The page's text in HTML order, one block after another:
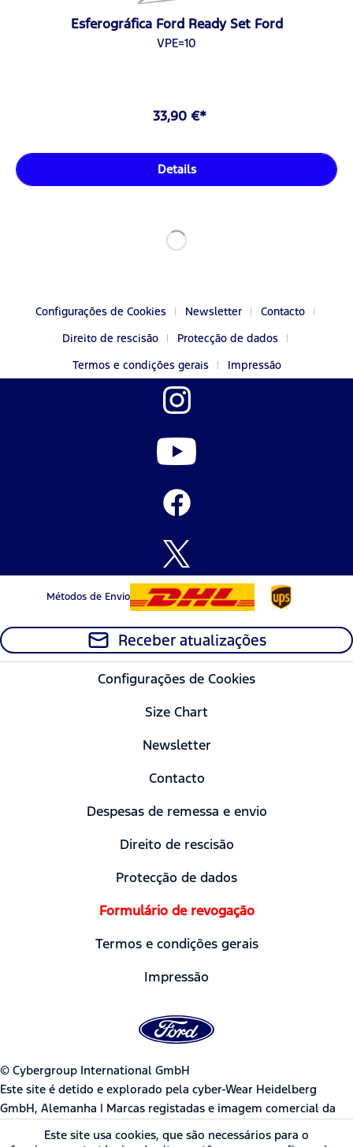
Esferográfica Ford Ready Set Ford
VPE=10
33,90 €*
Details
Configurações de Cookies Newsletter
Contacto
Direito de rescisão
Protecção de dados
Termos e condições gerais
Impressão
Métodos de Envio
Receber atualizações
Configurações de Cookies
Size Chart
Newsletter
Contacto
Despesas de remessa e envio
Direito de rescisão
Protecção de dados
Formulário de revogação
Termos e condições gerais
Impressão
© Cybergroup International GmbH
Este site é detido e explorado pela cyber-Wear Heidelberg
GmbH, Alemanha | Marcas registadas e imagem comercial da
Ford Motor Company usadas sob licença pela cyber-Wear
Este site usa cookies, que são necessários para o